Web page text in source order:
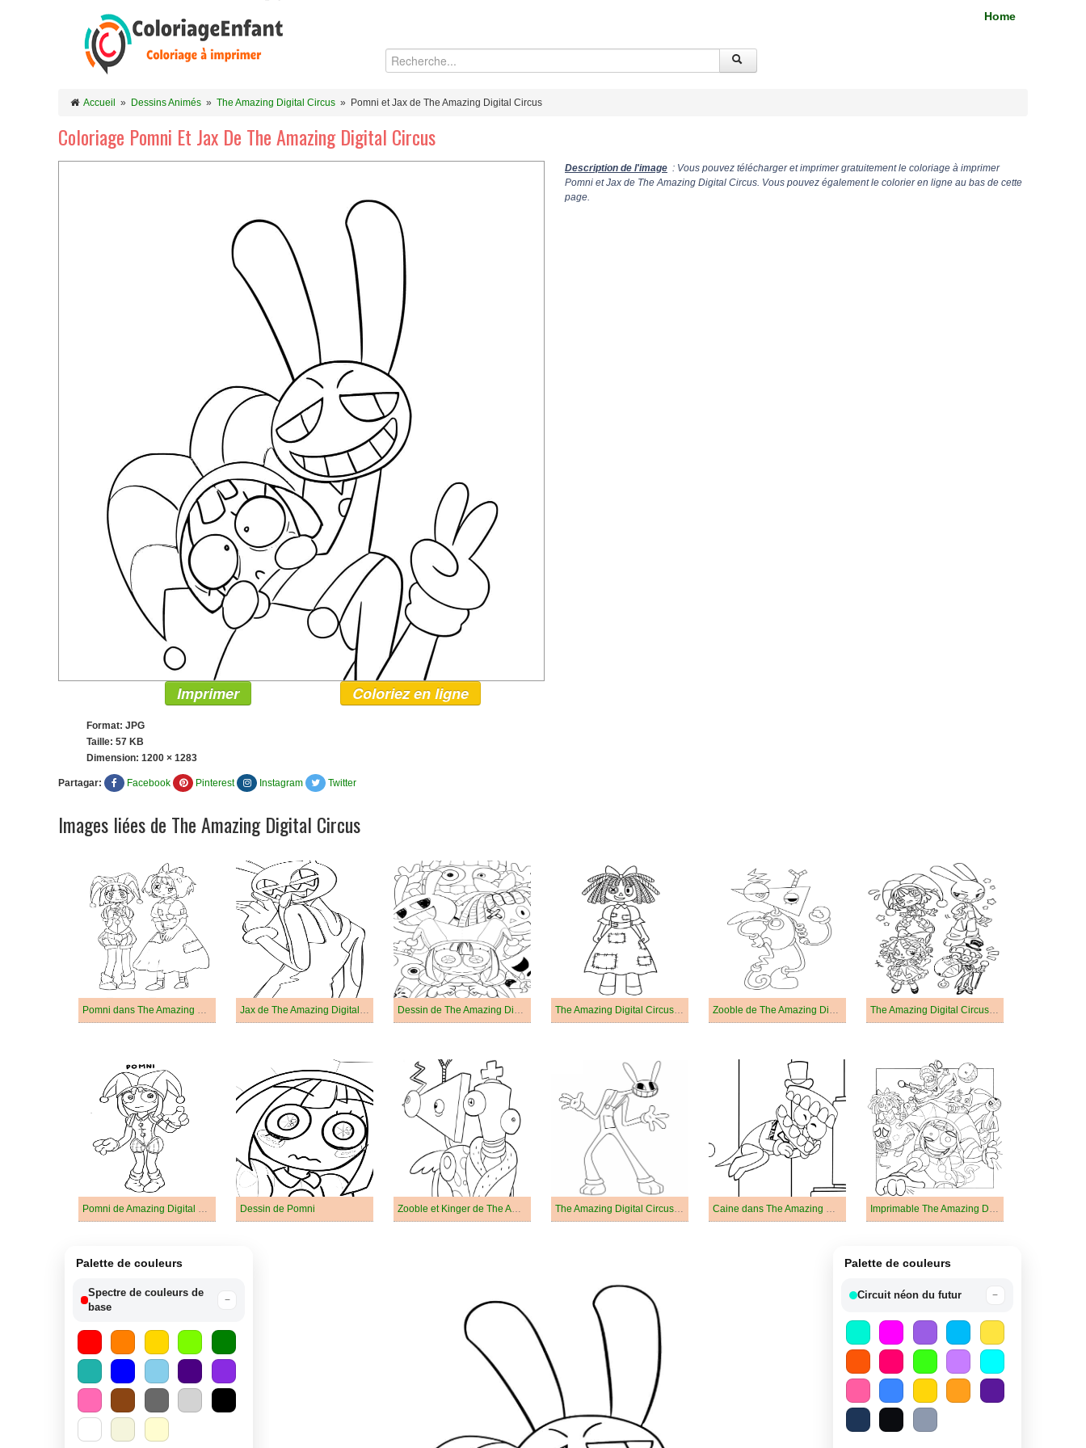
Home
Accueil » Dessins Animés » The Amazing Digital Circus » Pomni et Jax de The Amazing Digital Circus
Coloriage Pomni Et Jax De The Amazing Digital Circus
Description de l'image : Vous pouvez télécharger et imprimer gratuitement le coloriage à imprimer
Pomni et Jax de The Amazing Digital Circus. Vous pouvez également le colorier en ligne au bas de cette
page.
Imprimer Coloriez en ligne
Format: JPG
Taille: 57 KB
Dimension: 1200 × 1283
Partagar: Facebook Pinterest Instagram Twitter
Images liées de The Amazing Digital Circus
Dessin de Pomni
Palette de couleurs
Spectre de couleurs de
base
−
Palette de couleurs
Circuit néon du futur −